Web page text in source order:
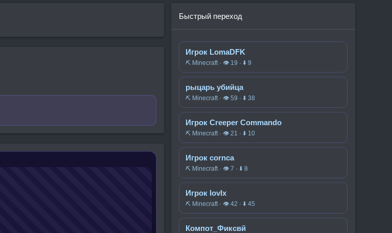
Быстрый переход
Игрок LomaDFK
⛏️ Minecraft · 👁 19 · ⬇ 9
рыцарь убийца
⛏️ Minecraft · 👁 59 · ⬇ 38
Игрок Creeper Commando
⛏️ Minecraft · 👁 21 · ⬇ 10
Игрок cornca
⛏️ Minecraft · 👁 7 · ⬇ 8
Игрок lovlx
⛏️ Minecraft · 👁 42 · ⬇ 45
Компот_Фиксвй